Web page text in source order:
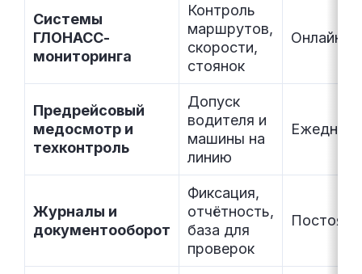
Системы
ГЛОНАСС-
мониторинга
Контроль
маршрутов,
скорости,
стоянок
Онлайн
Предрейсовый
медосмотр и
техконтроль
Допуск
водителя и
машины на
линию
Журналы и
документооборот
Фиксация,
отчётность,
база для
проверок